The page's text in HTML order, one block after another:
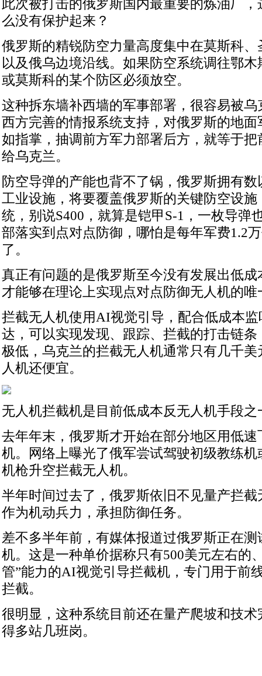
此次被打击的俄罗斯国内最重要的炼油厂
么没有保护起来？
俄罗斯的精锐防空力量高度集中在莫斯科
以及俄乌边境沿线。如果防空系统调往鄂
或莫斯科的某个防区必须放空。
这种拆东墙补西墙的军事部署，很容易被
西方完善的情报系统支持，对俄罗斯的地
如指掌，抽调前方军力部署后方，就等于
给乌克兰。
防空导弹的产能也背不了锅，俄罗斯拥有
工业设施，将要覆盖俄罗斯的关键防空设
统，别说S400，就算是铠甲S-1，一枚导弹
部落实到点对点防御，哪怕是每年军费1.2
了。
真正有问题的是俄罗斯至今没有发展出低
才能够在理论上实现点对点防御无人机的唯
拦截无人机使用AI视觉引导，配合低成本
达，可以实现发现、跟踪、拦截的打击链
极低，乌克兰的拦截无人机通常只有几千
人机还便宜。
无人机拦截机是目前低成本反无人机手段之
去年年末，俄罗斯才开始在部分地区用低
机。网络上曝光了俄军尝试驾驶初级教练
机枪升空拦截无人机。
半年时间过去了，俄罗斯依旧不见量产拦
作为机动兵力，承担防御任务。
差不多半年前，有媒体报道过俄罗斯正在
机。这是一种单价据称只有500美元左右的
管”能力的AI视觉引导拦截机，专门用于前
拦截。
很明显，这种系统目前还在量产爬坡和技
得多站几班岗。